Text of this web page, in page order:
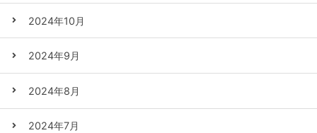
2024年10月
2024年9月
2024年8月
2024年7月